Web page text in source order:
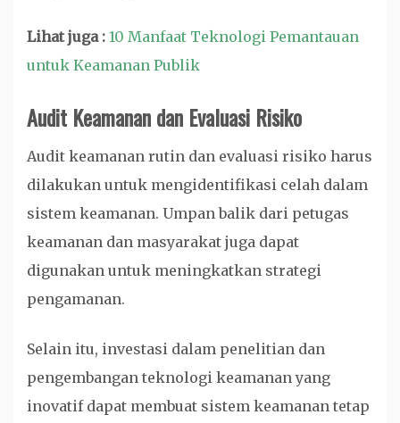
Lihat juga : 10 Manfaat Teknologi Pemantauan
untuk Keamanan Publik
Audit Keamanan dan Evaluasi Risiko
Audit keamanan rutin dan evaluasi risiko harus
dilakukan untuk mengidentifikasi celah dalam
sistem keamanan. Umpan balik dari petugas
keamanan dan masyarakat juga dapat
digunakan untuk meningkatkan strategi
pengamanan.
Selain itu, investasi dalam penelitian dan
pengembangan teknologi keamanan yang
inovatif dapat membuat sistem keamanan tetap